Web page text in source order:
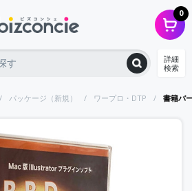
0
詳細
検索
パッケージ（新規） ワープロ・DTP 書籍バ